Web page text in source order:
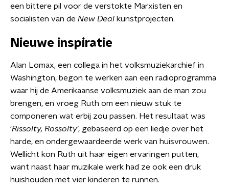
een bittere pil voor de verstokte Marxisten en
socialisten van de New Deal kunstprojecten.
Nieuwe inspiratie
Alan Lomax, een collega in het volksmuziekarchief in
Washington, begon te werken aan een radioprogramma
waar hij de Amerikaanse volksmuziek aan de man zou
brengen, en vroeg Ruth om een nieuw stuk te
componeren wat erbij zou passen. Het resultaat was
‘Rissolty, Rossolty’, gebaseerd op een liedje over het
harde, en ondergewaardeerde werk van huisvrouwen.
Wellicht kon Ruth uit haar eigen ervaringen putten,
want naast haar muzikale werk had ze ook een druk
huishouden met vier kinderen te runnen.